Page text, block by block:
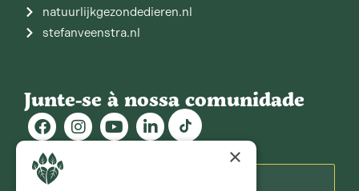
natuurlijkgezondedieren.nl
stefanveenstra.nl
Junte-se à nossa comunidade
Boletim informativo ×